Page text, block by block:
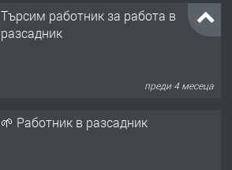
Търсим работник за работа в
разсадник
преди 4 месеца
🌱 Работник в разсадник